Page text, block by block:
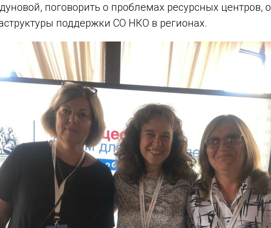
поговорить о проблемах ресурсных центров, о
поддержки СО НКО в регионах.